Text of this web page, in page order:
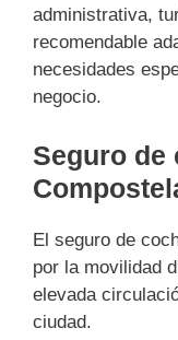
administrativa,
recomendable
necesidades
negocio.
Seguro de
El seguro de
por la movilidad
elevada
ciudad.